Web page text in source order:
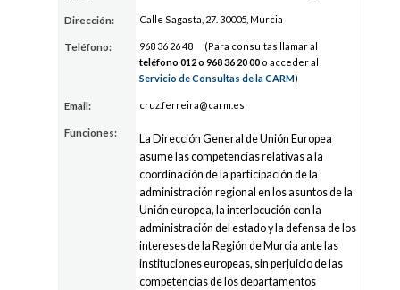
Dirección: Calle Sagasta, 27. 30005, Murcia
Teléfono: 968 36 26 48
(Para consultas llamar al
teléfono 012 o 968 36 20 00 o acceder al
Servicio de Consultas de la CARM)
Email: cruz.ferreira@carm.es
Funciones:
La Dirección General de Unión Europea
asume las competencias relativas a la
coordinación de la participación de la
administración regional en los asuntos de la
Unión europea, la interlocución con la
administración del estado y la defensa de los
intereses de la Región de Murcia ante las
instituciones europeas, sin perjuicio de las
competencias de los departamentos